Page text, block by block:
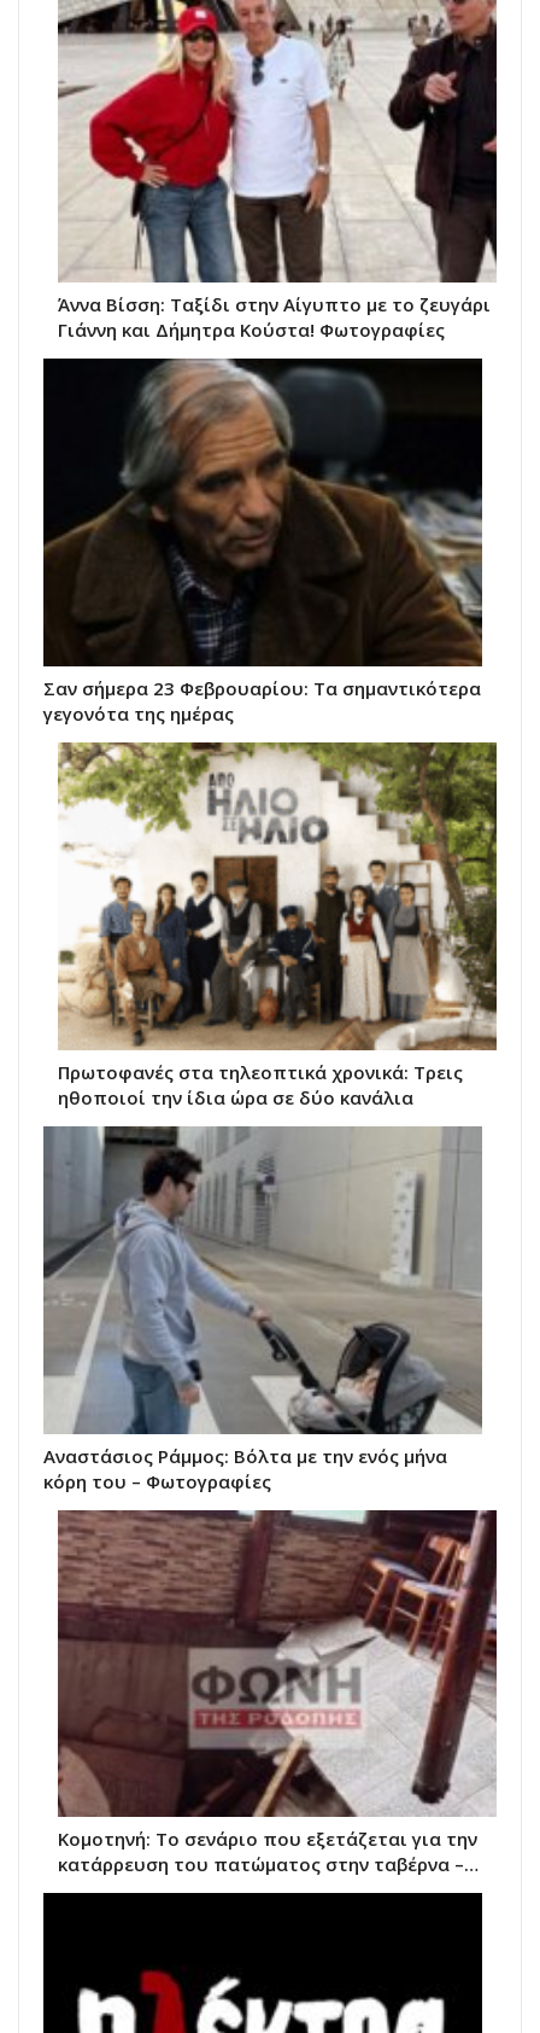
Άννα Βίσση: Ταξίδι στην Αίγυπτο με το ζευγάρι
Γιάννη και Δήμητρα Κούστα! Φωτογραφίες
Σαν σήμερα 23 Φεβρουαρίου: Τα σημαντικότερα
γεγονότα της ημέρας
Πρωτοφανές στα τηλεοπτικά χρονικά: Τρεις
ηθοποιοί την ίδια ώρα σε δύο κανάλια
Αναστάσιος Ράμμος: Βόλτα με την ενός μήνα
κόρη του – Φωτογραφίες
Κομοτηνή: Το σενάριο που εξετάζεται για την
κατάρρευση του πατώματος στην ταβέρνα –…